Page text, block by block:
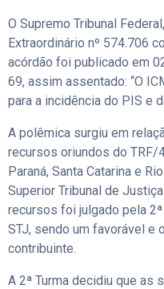
O Supremo Tribunal
Extraordinário nº 574.706
acórdão foi publicado em
69, assim assentado: “O
para a incidência do PIS e
A polêmica surgiu em
recursos oriundos do TRF/
Paraná, Santa Catarina e
Superior Tribunal de
recursos foi julgado pela
STJ, sendo um favorável e
contribuinte.
A 2ª Turma decidiu que as